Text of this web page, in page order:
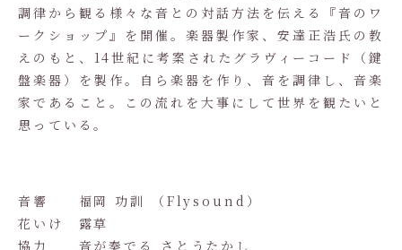
調律から観る様々な音との対話方法を伝える『音のワ
ークショップ』を開催。楽器製作家、安達正浩氏の教
えのもと、14世紀に考案されたグラヴィーコード（鍵
盤楽器）を製作。自ら楽器を作り、音を調律し、音楽
家であること。この流れを大事にして世界を観たいと
思っている。
音響 福岡 功訓 （Flysound）
花いけ 露草
協力 音が奏でる さとうたかし